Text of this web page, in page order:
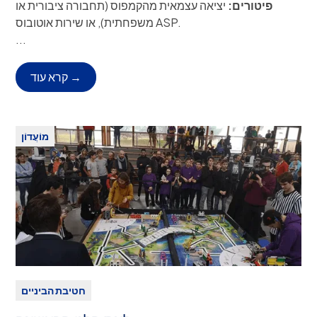
פיטורים: יציאה עצמאית מהקמפוס (תחבורה ציבורית או
משפחתית), או שירות אוטובוס ASP.
סטודנטים המעוניינים לעסוק הן בספורט והן בתיאטרון צריכים
להודיע זאת מה-
אנא צור קשר עם קירסטן לאב למידע נוסף.
תשלום:אין
...
קרא עוד →
מוֹעֲדוֹן
חטיבת הביניים